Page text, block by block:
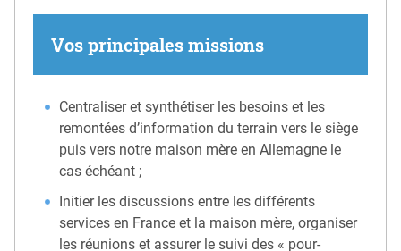
Vos principales missions
Centraliser et synthétiser les besoins et les
remontées d’information du terrain vers le siège
puis vers notre maison mère en Allemagne le
cas échéant ;
Initier les discussions entre les différents
services en France et la maison mère, organiser
les réunions et assurer le suivi des « pour-